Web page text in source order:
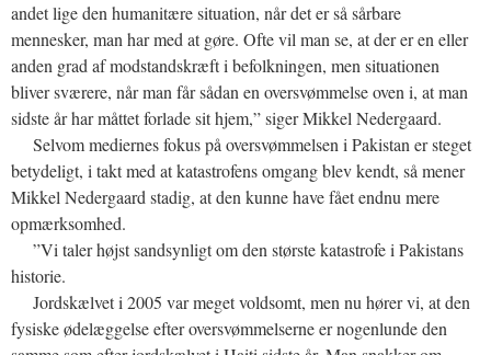
andet lige den humanitære situation, når det er så sårbare
mennesker, man har med at gøre. Ofte vil man se, at der er en eller
anden grad af modstandskræft i befolkningen, men situationen
bliver sværere, når man får sådan en oversvømmelse oven i, at man
sidste år har måttet forlade sit hjem,” siger Mikkel Nedergaard.
Selvom mediernes fokus på oversvømmelsen i Pakistan er steget
betydeligt, i takt med at katastrofens omgang blev kendt, så mener
Mikkel Nedergaard stadig, at den kunne have fået endnu mere
opmærksomhed.
”Vi taler højst sandsynligt om den største katastrofe i Pakistans
historie.
Jordskælvet i 2005 var meget voldsomt, men nu hører vi, at den
fysiske ødelæggelse efter oversvømmelserne er nogenlunde den